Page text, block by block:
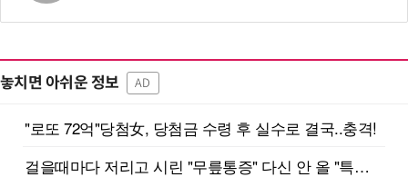
놓치면 아쉬운 정보 AD